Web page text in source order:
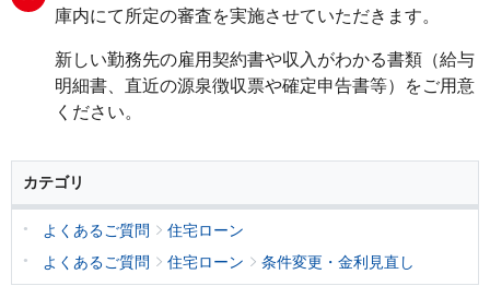
庫内にて所定の審査を実施させていただきます。
新しい勤務先の雇用契約書や収入がわかる書類（給与
明細書、直近の源泉徴収票や確定申告書等）をご用意
ください。
カテゴリ
よくあるご質問
住宅ローン
よくあるご質問
住宅ローン 条件変更・金利見直し